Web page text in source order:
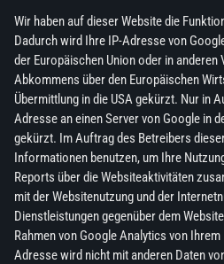
Wir haben auf dieser Website die
Dadurch wird Ihre IP-Adresse von
der Europäischen Union oder in anderen
Abkommens über den Europäischen
Übermittlung in die USA gekürzt. Nur in
Adresse an einen Server von Google in
gekürzt. Im Auftrag des Betreibers
Informationen benutzen, um Ihre
Reports über die Websiteaktivitäten
mit der Websitenutzung und der
Dienstleistungen gegenüber dem
Rahmen von Google Analytics von
Adresse wird nicht mit anderen Daten